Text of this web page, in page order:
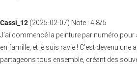
Cassi_12 (2025-02-07) Note : 4.8/5
J’ai commencé la peinture par numéro pour
en famille, et je suis ravie ! C’est devenu une
partageons tous ensemble, créant des